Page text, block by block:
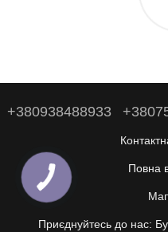
+380938488933
Повна
Приєднуйтесь до нас: